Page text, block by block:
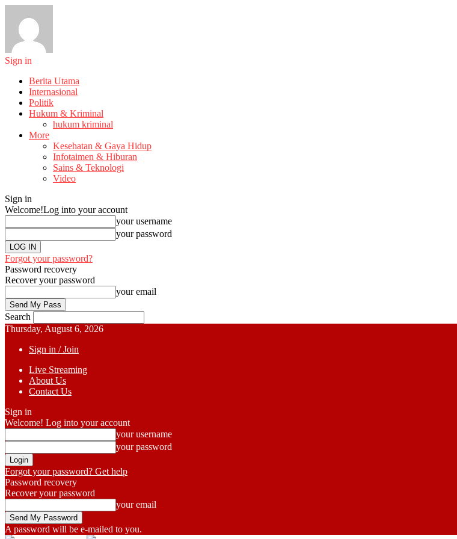
Sign in
Berita Utama
Internasional
Politik
Hukum & Kriminal
hukum kriminal
More
Kesehatan & Gaya Hidup
Infotaimen & Hiburan
Sains & Teknologi
Video
Sign in
Welcome!Log into your account
your username
your password
Forgot your password?
Password recovery
Recover your password
your email
Search
Thursday, August 6, 2026
Sign in / Join
Live Streaming
About Us
Contact Us
Sign in
Welcome! Log into your account
your username
your password
Forgot your password? Get help
Password recovery
Recover your password
your email
A password will be e-mailed to you.